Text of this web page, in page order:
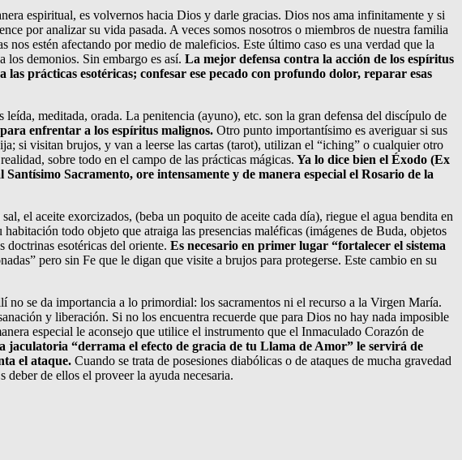
espiritual, es volvernos hacia Dios y darle gracias. Dios nos ama infinitamente y si
por analizar su vida pasada. A veces somos nosotros o miembros de nuestra familia
estén afectando por medio de maleficios. Este último caso es una verdad que la
los demonios. Sin embargo es así. La mejor defensa contra la acción de los espíritus
prácticas esotéricas; confesar ese pecado con profundo dolor, reparar esas
meditada, orada. La penitencia (ayuno), etc. son la gran defensa del discípulo de
enfrentar a los espíritus malignos. Otro punto importantísimo es averiguar si sus
si visitan brujos, y van a leerse las cartas (tarot), utilizan el “iching” o cualquier otro
sobre todo en el campo de las prácticas mágicas. Ya lo dice bien el Éxodo (Ex
Santísimo Sacramento, ore intensamente y de manera especial el Rosario de la
el aceite exorcizados, (beba un poquito de aceite cada día), riegue el agua bendita en
todo objeto que atraiga las presencias maléficas (imágenes de Buda, objetos
doctrinas esotéricas del oriente. Es necesario en primer lugar “fortalecer el sistema
pero sin Fe que le digan que visite a brujos para protegerse. Este cambio en su
no se da importancia a lo primordial: los sacramentos ni el recurso a la Virgen María.
y liberación. Si no los encuentra recuerde que para Dios no hay nada imposible
especial le aconsejo que utilice el instrumento que el Inmaculado Corazón de
“derrama el efecto de gracia de tu Llama de Amor” le servirá de
el ataque. Cuando se trata de posesiones diabólicas o de ataques de mucha gravedad
deber de ellos el proveer la ayuda necesaria.